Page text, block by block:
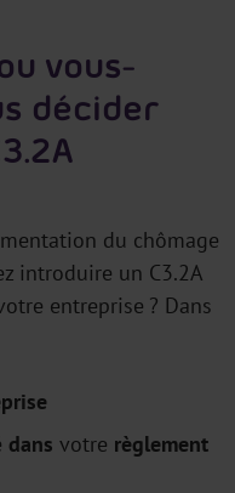
vous-
décider
du chômage
introduire un C3.2A
entreprise ? Dans
dans votre règlement